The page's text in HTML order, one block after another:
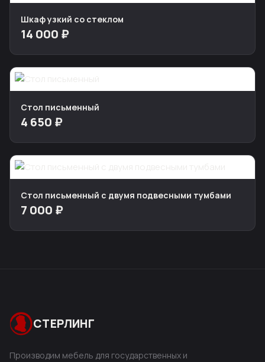
Шкаф узкий со стеклом
14 000 ₽
Стол письменный
4 650 ₽
Стол письменный с двумя подвесными тумбами
7 000 ₽
СТЕРЛИНГ
Производим мебель для государственных и